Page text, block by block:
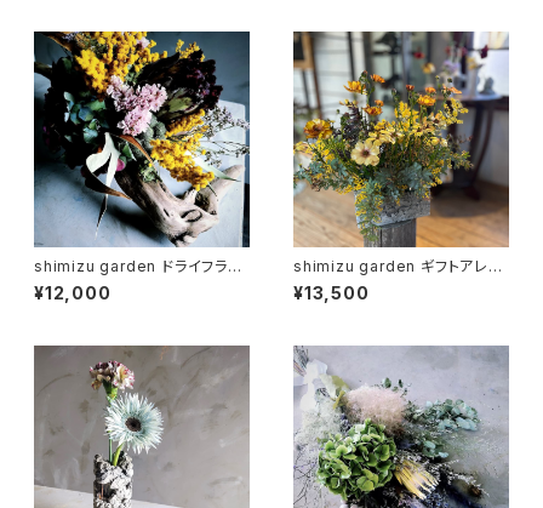
shimizu garden ドライフラワ
ー流木オブジェ
¥12,000
shimizu garden ギフトアレン
ジメント mortal
¥13,500